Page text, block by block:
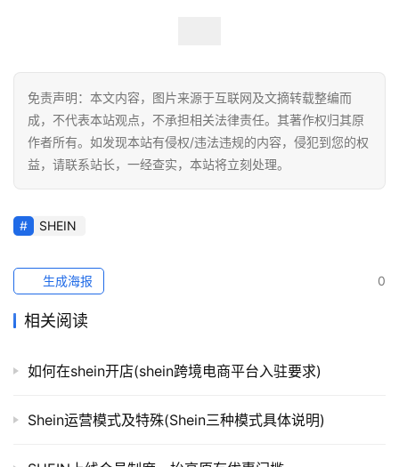
媒
营
销
跨
航
免责声明：本文内容，图片来源于互联网及文摘转载整编而
成，不代表本站观点，不承担相关法律责任。其著作权归其原
作者所有。如发现本站有侵权/违法违规的内容，侵犯到您的权
益，请联系站长，一经查实，本站将立刻处理。
SHEIN
0
生成海报
相关阅读
如何在shein开店(shein跨境电商平台入驻要求)
Shein运营模式及特殊(Shein三种模式具体说明)